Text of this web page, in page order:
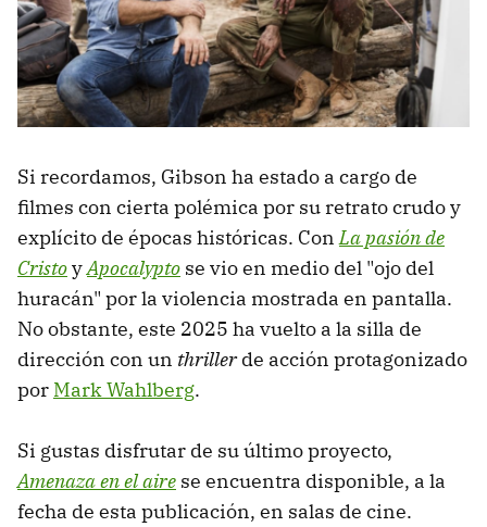
Si recordamos, Gibson ha estado a cargo de
filmes con cierta polémica por su retrato crudo y
explícito de épocas históricas. ConLa pasión de
CristoyApocalypto se vio en medio del "ojo del
huracán" por la violencia mostrada en pantalla.
No obstante, este 2025 ha vuelto a la silla de
dirección con un thrillerde acción protagonizado
por Mark Wahlberg.
Si gustas disfrutar de su último proyecto,
Amenaza en el aire se encuentra disponible, a la
fecha de esta publicación, en salas de cine.